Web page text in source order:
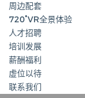
周边配套
720°VR全景体验
人才招聘
培训发展
薪酬福利
虚位以待
联系我们